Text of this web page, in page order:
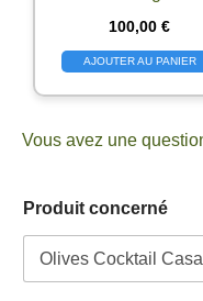
100,00 €
AJOUTER AU PANIER
Vous avez une
r
o
u
Produit concerné